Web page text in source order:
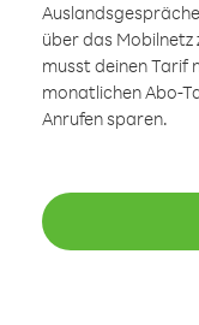
über das Mobilnetz
musst deinen Tarif
monatlichen Abo-
Anrufen sparen.